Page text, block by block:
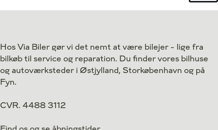
Hos Via Biler gør vi det nemt at være bilejer - lige fra
bilkøb til service og reparation. Du finder vores bilhuse
og autoværksteder i Østjylland, Storkøbenhavn og på
Fyn.
CVR. 4488 3112